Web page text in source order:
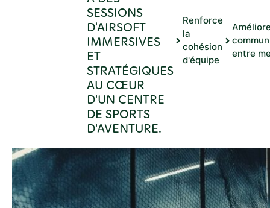
SESSIONS
D'AIRSOFT
IMMERSIVES
ET
STRATÉGIQUES
AU CŒUR
D'UN CENTRE
DE SPORTS
D'AVENTURE.
Renforce
la
cohésion
d'équipe
entre